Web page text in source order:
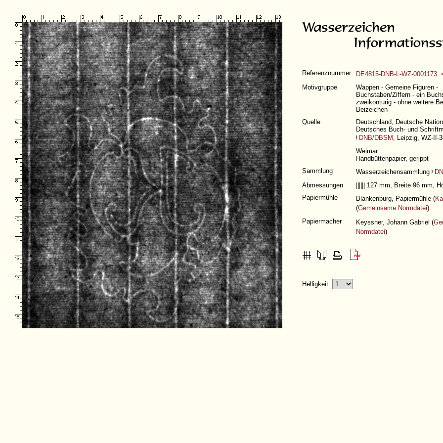
Referenznummer
DE4815-DNB-L-WZ-0001173
Motivgruppe
Wappen - Gemeine Figuren -
Buchstaben/Ziffern - ein
zweikonturig - ohne weitere
Beizeichen
Quelle
Deutschland, Deutsche
Deutsches Buch- und
DNB/DBSM , Leipzig, WZ-II-
Weimar
Handbüttenpapier, gerippt
Sammlung
Wasserzeichensammlung
Abmessungen
|||||| 127 mm, Breite 96 mm,
Papiermühle
Blankenburg, Papiermühle (
(Gemeinsame Normdatei)
Papiermacher
Keyssner, Johann Gabriel (
Normdatei)
Helligkeit